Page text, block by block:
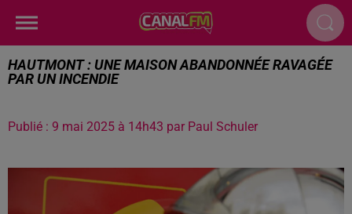
HAUTMONT : UNE MAISON ABANDONNÉE RAVAGÉE
PAR UN INCENDIE
Publié : 9 mai 2025 à 14h43 par Paul Schuler